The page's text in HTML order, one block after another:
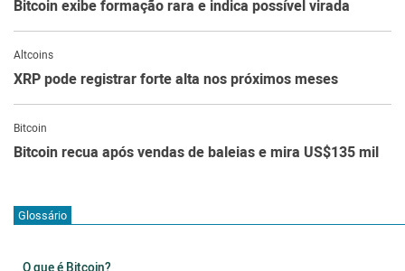
Bitcoin exibe formação rara e indica possível virada
Altcoins
XRP pode registrar forte alta nos próximos meses
Bitcoin
Bitcoin recua após vendas de baleias e mira US$135 mil
Glossário